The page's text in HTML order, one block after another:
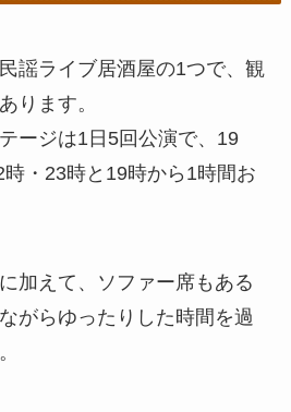
謡ライブ居酒屋の1つで、観
ります。
ージは1日5回公演で、19
・23時と19時から1時間お
加えて、ソファー席もある
がらゆったりした時間を過